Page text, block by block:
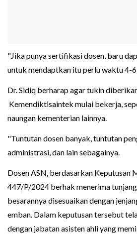
"Jika punya sertifikasi dosen, baru
untuk mendaptkan itu perlu waktu 4-6
Dr. Sidiq berharap agar tukin
Kemendiktisaintek mulai bekerja,
naungan kementerian lainnya.
"Tuntutan dosen banyak, tuntutan
administrasi, dan lain sebagainya.
Dosen ASN, berdasarkan Keputusan
447/P/2024 berhak menerima
besarannya disesuaikan dengan
emban. Dalam keputusan tersebut
dengan jabatan asisten ahli yang